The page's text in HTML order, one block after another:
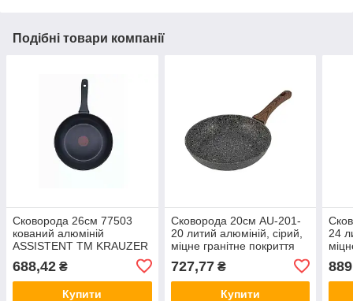
Подібні товари компанії
Сковорода 26см 77503
кований алюміній
ASSISTENT ТМ KRAUZER
688,42 ₴
Купити
Сковорода 20см AU-201-
20 литий алюміній, сірий,
міцне гранітне покриття
727,77₴
Купити
24